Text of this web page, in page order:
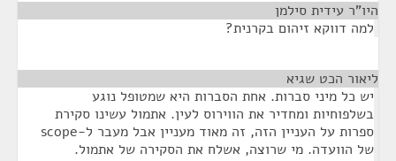
היו"ר עידית סילמן
למה דווקא זיהום בקרנית?
ליאור הכט שגיא
יש כל מיני סברות. אחת הסברות היא שמטופל נוגע
בשלפוחיות ומחדיר את הווירוס לעין. אתמול עשינו סקירת
ספרות על העניין הזה, זה מאוד מעניין אבל מעבר ל-scope
של הוועדה. מי שרוצה, אשלח את הסקירה של אתמול.